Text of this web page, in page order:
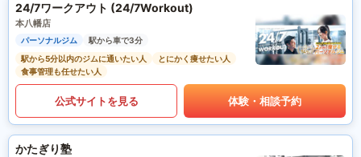
24/7ワークアウト (24/7Workout)
本八幡店
パーソナルジム
駅から車で3分
駅から5分以内のジムに通いたい人
とにかく痩せたい人
食事管理も任せたい人
公式サイトを見る 体験・相談予約
かたぎり塾